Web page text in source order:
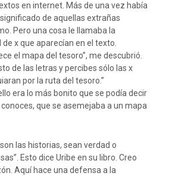
en internet. Más de una vez había
de aquellas extrañas
Pero una cosa le llamaba la
x que aparecían en el texto.
el mapa del tesoro”, me descubrió.
de las letras y percibes sólo las x
por la ruta del tesoro.”
era lo más bonito que se podía decir
que se asemejaba a un mapa
las historias, sean verdad o
Esto dice Uribe en su libro. Creo
Aquí hace una defensa a la